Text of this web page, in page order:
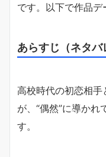
です。以下で作品デ
あらすじ（ネタバ
高校時代の初恋相手
が、“偶然”に導か
す。